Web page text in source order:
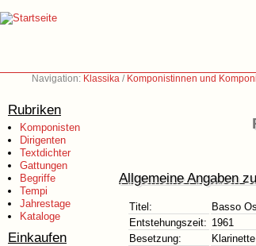
Navigation: Klassika / Komponistinnen und
Rubriken
Komponisten
Dirigenten
Textdichter
Gattungen
Begriffe
Tempi
Jahrestage
Kataloge
Einkaufen
Allgemeine Angaben
Titel:
Basso
Entstehungszeit: 1961
Besetzung: